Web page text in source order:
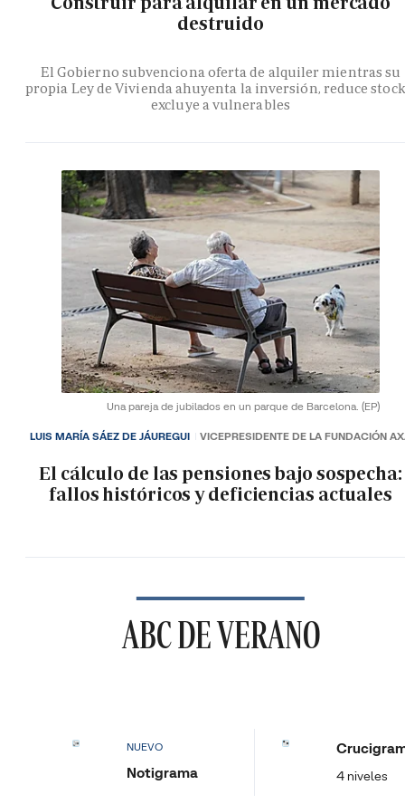
destruido
El Gobierno subvenciona oferta de alquiler mientras su
propia Ley de Vivienda ahuyenta la inversión, reduce
excluye a vulnerables
Una pareja de jubilados en un parque de Barcelona. (EP)
El cálculo de las pensiones bajo sospecha:
fallos históricos y deficiencias actuales
LUIS MARÍA SÁEZ DE JÁUREGUI VICEPRESIDENTE DE LA FUNDACIÓN
ABC DE VERANO
NUEVO
Notigrama 4 niveles